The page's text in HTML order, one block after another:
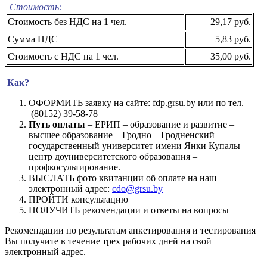
Стоимость:
Стоимость без НДС на 1 чел.
29,17 руб.
Сумма НДС
5,83 руб.
Стоимость с НДС на 1 чел.
35,00 руб.
Как?
ОФОРМИТЬ заявку на сайте: fdp.grsu.by или по тел.
(80152) 39-58-78
Путь оплаты – ЕРИП – образование и развитие –
высшее образование – Гродно – Гродненский
государственный университет имени Янки Купалы –
центр доуниверситетского образования –
профкосультирование.
ВЫСЛАТЬ фото квитанции об оплате на наш
электронный адрес: cdo@grsu.by
ПРОЙТИ консультацию
ПОЛУЧИТЬ рекомендации и ответы на вопросы
Рекомендации по результатам анкетирования и тестирования
Вы получите в течение трех рабочих дней на свой
электронный адрес.